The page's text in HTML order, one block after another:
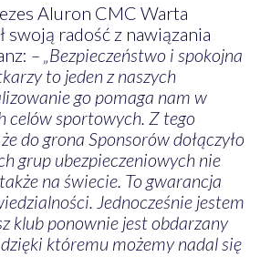
Aluron CMC Warta
swoją radość z nawiązania
– „Bezpieczeństwo i spokojna
to jeden z naszych
go pomaga nam w
celów sportowych. Z tego
do grona Sponsorów dołączyło
grup ubezpieczeniowych nie
na świecie. To gwarancja
Jednocześnie jestem
klub ponownie jest obdarzany
któremu możemy nadal się